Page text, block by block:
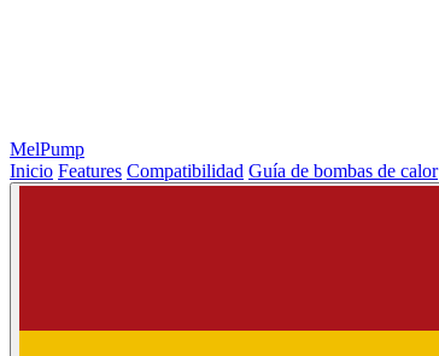
MelPump
Inicio Features Compatibilidad Guía de bombas de calor